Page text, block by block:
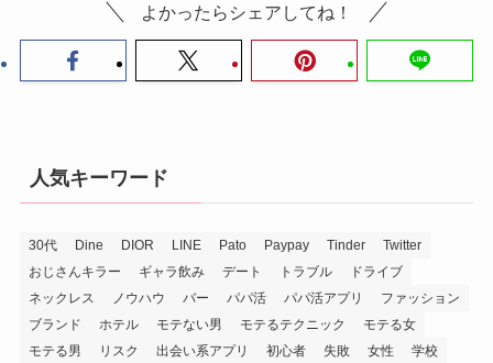
よかったらシェアしてね！
人気キーワード
30代 Dine DIOR LINE Pato Paypay Tinder
Twitter
おじさんキラー
ギャラ飲み デート トラブル
ドライブ
ネックレス
ノウハウ バー パパ活 パパ活アプリ
ファッション
ブランド
ホテル モテない男 モテるテクニック
モテる女
モテる男
リスク 出会い系アプリ 初心者 失敗 女性 学校